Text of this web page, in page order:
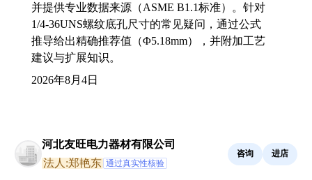
并提供专业数据来源（ASME B1.1标准）。针对
1/4-36UNS螺纹底孔尺寸的常见疑问，通过公式
推导给出精确推荐值（Φ5.18mm），并附加工艺
建议与扩展知识。
2026年8月4日
河北友旺电力器材有限公司
法人:郑艳东 通过真实性核验
咨询 进店